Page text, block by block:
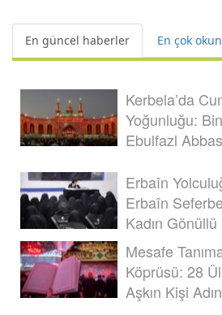
En güncel haberler En çok
Kerbela’da
Yoğunluğu:
Ebulfazl
Erbaîn
Erbaîn
Kadın
Mesafe
Köprüsü: 28
Aşkın Kişi